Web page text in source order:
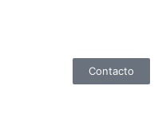
Contacto